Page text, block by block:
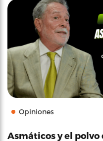
Opiniones
Asmáticos y el polvo